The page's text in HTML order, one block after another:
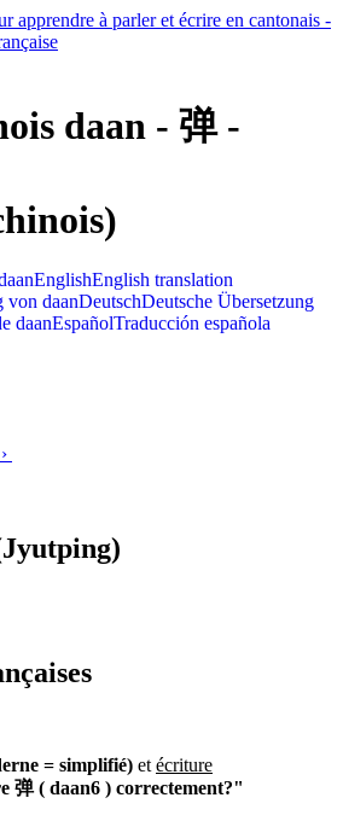
daan - 弹 -
EnglishEnglish translation
DeutschDeutsche Übersetzung
EspañolTraducción española
›
= simplifié) et écriture
弹 ( daan6 ) correctement?"